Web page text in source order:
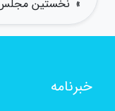
» نخستین
خبرنامه